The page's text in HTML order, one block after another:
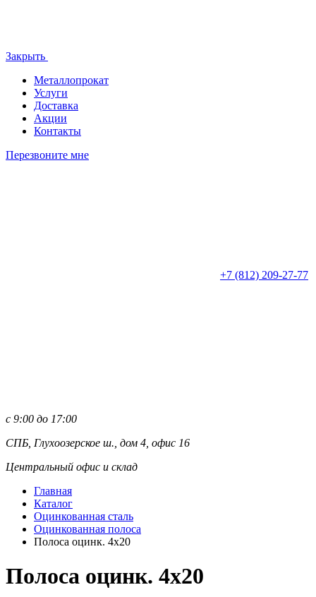
Закрыть
Металлопрокат
Услуги
Доставка
Акции
Контакты
Перезвоните мне
+7 (812) 209-27-77
с 9:00 до 17:00
СПБ, Глухоозерское ш., дом 4, офис 16
Центральный офис и склад
Главная
Каталог
Оцинкованная сталь
Оцинкованная полоса
Полоса оцинк. 4х20
Полоса оцинк. 4х20